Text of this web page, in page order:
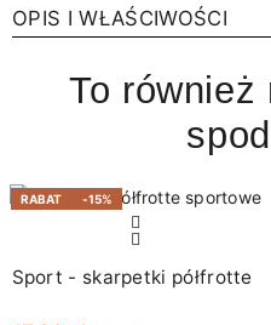
OPIS I WŁAŚCIWOŚCI
To również
RABAT -15%
Sport - skarpetki półfrotte